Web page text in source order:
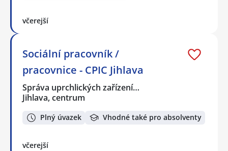
včerejší
Sociální pracovník /
pracovnice - CPIC Jihlava
Správa uprchlických zařízení…
Jihlava, centrum
Plný úvazek Vhodné také pro absolventy
včerejší